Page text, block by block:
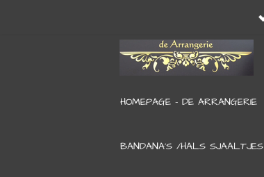
HOMEPAGE - DE ARRANGERIE
BANDANA’S /HALS SJAALTJES